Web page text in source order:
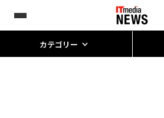
カテゴリー